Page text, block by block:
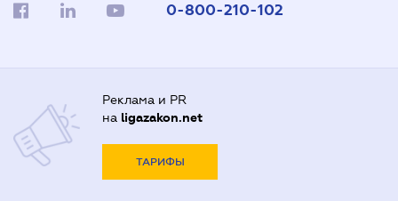
0-800-210-102
Реклама и PR
на ligazakon.net
ТАРИФЫ